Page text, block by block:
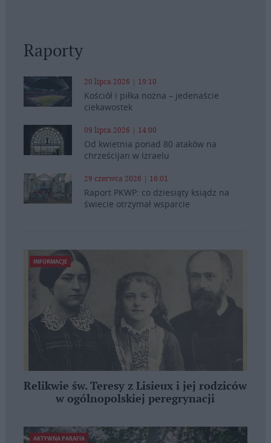
Raporty
20 lipca 2026 | 19:10
Kościół i piłka nożna – jedenaście
ciekawostek
09 lipca 2026 | 14:00
Od kwietnia ponad 80 ataków na
chrześcijan w Izraelu
29 czerwca 2026 | 16:01
Raport PKWP: co dziesiąty ksiądz na
świecie otrzymał wsparcie
INFORMACJE
Relikwie św. Teresy z Lisieux i jej rodziców
w ogólnopolskiej peregrynacji
AKTYWNA PARAFIA